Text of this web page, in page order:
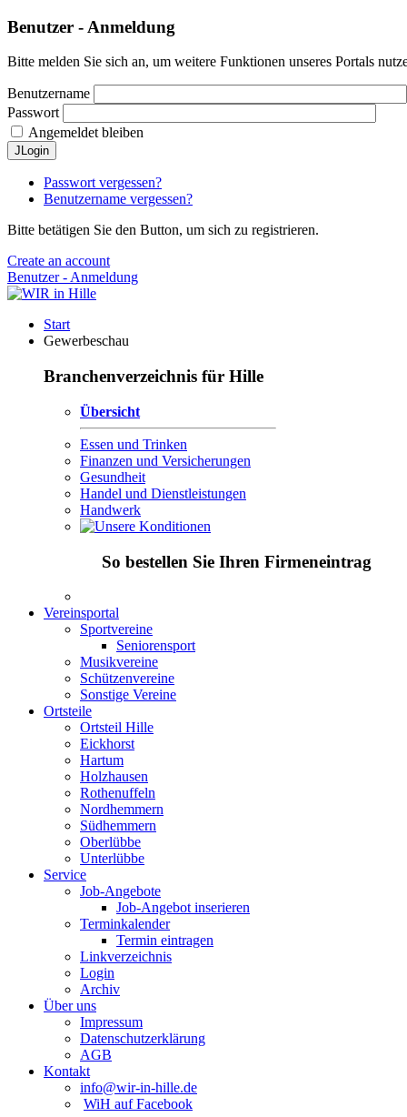
Benutzer - Anmeldung
Bitte melden Sie sich an, um weitere Funktionen unseres Portals
Benutzername
Passwort
Angemeldet bleiben
JLogin
Passwort vergessen?
Benutzername vergessen?
Bitte betätigen Sie den Button, um sich zu registrieren.
Create an account
Benutzer - Anmeldung
Start
Gewerbeschau
Branchenverzeichnis für Hille
Übersicht
Essen und Trinken
Finanzen und Versicherungen
Gesundheit
Handel und Dienstleistungen
Handwerk
So bestellen Sie Ihren Firmeneintrag
Vereinsportal
Sportvereine
Seniorensport
Musikvereine
Schützenvereine
Sonstige Vereine
Ortsteile
Ortsteil Hille
Eickhorst
Hartum
Holzhausen
Rothenuffeln
Nordhemmern
Südhemmern
Oberlübbe
Unterlübbe
Service
Job-Angebote
Job-Angebot inserieren
Terminkalender
Termin eintragen
Linkverzeichnis
Login
Archiv
Über uns
Impressum
Datenschutzerklärung
AGB
Kontakt
info@wir-in-hille.de
WiH auf Facebook